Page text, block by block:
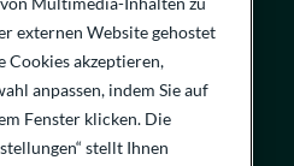
externen Website gehostet
Cookies akzeptieren,
anpassen, indem Sie auf
Fenster klicken. Die
stellt Ihnen